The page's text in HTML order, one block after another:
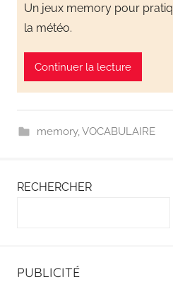
Un jeux memory pour
la météo.
Continuer la lecture
memory,VOCABULAIRE
RECHERCHER
PUBLICITÉ